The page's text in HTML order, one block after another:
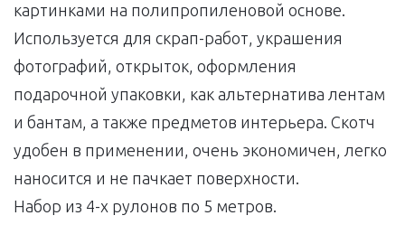
картинками на полипропиленовой основе.
Используется для скрап-работ, украшения
фотографий, открыток, оформления
подарочной упаковки, как альтернатива лентам
и бантам, а также предметов интерьера. Скотч
удобен в применении, очень экономичен, легко
наносится и не пачкает поверхности.
Набор из 4-х рулонов по 5 метров.